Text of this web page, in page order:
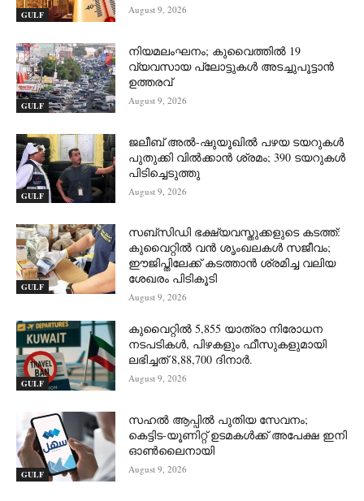
GULF August 9, 2026
GULF
നിയമലംഘനം; കുവൈത്തിൽ 19
വ്യവസായ പ്ലോട്ടുകൾ അടച്ചുപൂട്ടാൻ
ഉത്തരവ്
August 9, 2026
GULF
ജലീബ് അൽ-ഷുയൂഖിൽ പഴയ ടയറുകൾ
പുതുക്കി വിൽക്കാൻ ശ്രമം; 390 ടയറുകൾ
പിടിച്ചെടുത്തു
August 9, 2026
GULF
സബ്‌സിഡി ഭക്ഷ്യവസ്തുക്കളുടെ കടത്ത്:
കുവൈറ്റിൽ വൻ ശൃംഖലകൾ സജീവം;
ഈജിപ്തിലേക്ക് കടത്താൻ ശ്രമിച്ച വലിയ
ശേഖരം പിടികൂടി
August 9, 2026
GULF
കുവൈറ്റിൽ 5,855 യാത്രാ നിരോധന
നടപടികൾ, പിഴകളും ഫീസുകളുമായി
ലഭിച്ചത് 8,88,700 ദിനാർ.
August 9, 2026
GULF
സഹൽ ആപ്പിൽ പുതിയ സേവനം;
കെട്ടിട-യൂണിറ്റ് ഉടമകൾക്ക് അപേക്ഷ ഇനി
ഓൺലൈനായി
August 9, 2026